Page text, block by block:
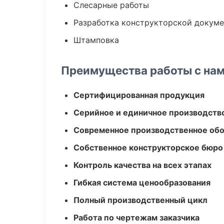
Слесарные работы
Разработка конструкторской
Штамповка
Преимущества работы с
Сертифицированная продукция
Серийное и единичное
Современное производственное
Собственное конструкторское бюро
Контроль качества на всех этапах
Гибкая система ценообразования
Полный производственный цикл
Работа по чертежам заказчика